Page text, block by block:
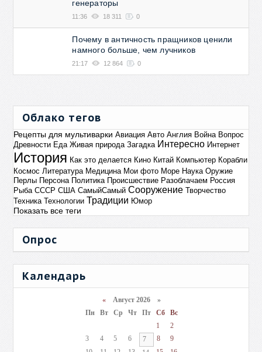
генераторы
11:36 18 311 0
Почему в античность пращников ценили
намного больше, чем лучников
21:17 12 864 0
Облако тегов
Рецепты для мультиварки Авиация Авто Англия Война Вопрос
Древности Еда Живая природа Загадка Интересно Интернет
История Как это делается Кино Китай Компьютер Корабли
Космос Литература Медицина Мои фото Море Наука Оружие
Перлы Персона Политика Происшествие Разоблачаем Россия
Рыба СССР США СамыйСамый Сооружение Творчество
Техника Технологии Традиции Юмор
Показать все теги
Опрос
Календарь
«Август 2026 »
Пн
Вт Ср Чт Пт Сб
Вс
1
2
3
4 5 6 7 8
9